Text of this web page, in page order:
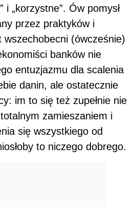
i „korzystne”. Ów pomysł
przez praktyków i
(ówcześnie)
banków nie
entuzjazmu dla scalenia
danin, ale ostatecznie
im to się też zupełnie nie
zamieszaniem i
się wszystkiego od
to niczego dobrego.